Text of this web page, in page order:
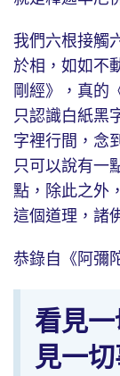
我們六根接觸
於相，如如不
剛經》，真的
只認識白紙黑
字裡行間，念
只可以說有一
點，除此之外
這個道理，諸
恭錄自《阿彌
看見
見一